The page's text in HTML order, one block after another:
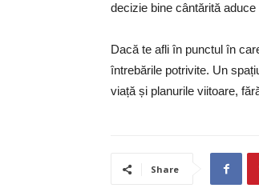
decizie bine cântărită
Dacă te afli în punctul în
întrebările potrivite. Un
viață și planurile viitoare,
Share